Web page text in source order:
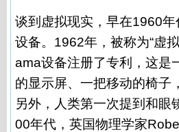
谈到虚拟现实，早在1960
设备。1962年，被称为“虚
ama设备注册了专利，这是
的显示屏、一把移动的椅子
另外，人类第一次提到和
00年代，英国物理学家